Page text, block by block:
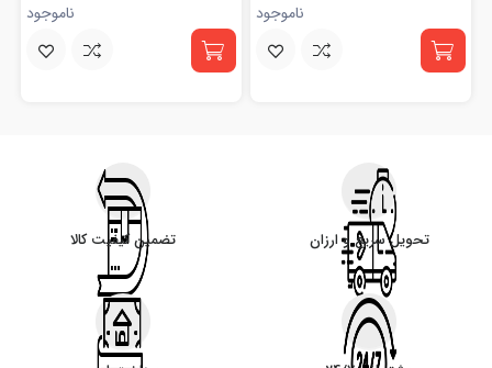
ناموجود ناموجود
تحویل سریع و ارزان تضمین کیفیت کالا